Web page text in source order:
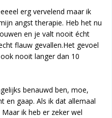
erg vervelend maar ik
angst therapie. Heb het nu
en je valt nooit écht
flauw gevallen.Het gevoel
nooit langer dan 10
benauwd ben, moe,
en gaap. Als ik dat allemaal
ik heb er zeker wel